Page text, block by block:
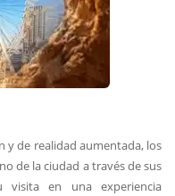
y de realidad aumentada, los
de la ciudad a través de sus
visita en una experiencia